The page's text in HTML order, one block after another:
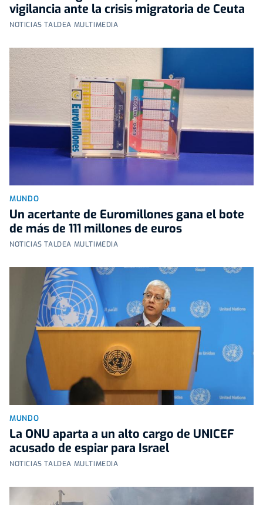
vigilancia ante la crisis migratoria de Ceuta
NOTICIAS TALDEA MULTIMEDIA
MUNDO
Un acertante de Euromillones gana el bote
de más de 111 millones de euros
NOTICIAS TALDEA MULTIMEDIA
MUNDO
La ONU aparta a un alto cargo de UNICEF
acusado de espiar para Israel
NOTICIAS TALDEA MULTIMEDIA